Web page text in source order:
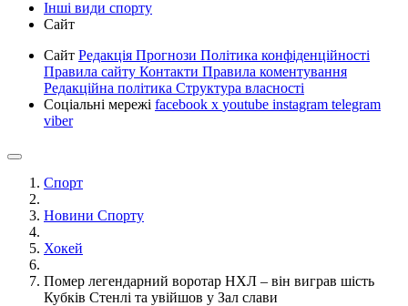
Інші види спорту
Сайт
Сайт Редакція Прогнози Політика конфіденційності
Правила сайту Контакти Правила коментування
Редакційна політика Структура власності
Соціальні мережі facebook x youtube instagram telegram
viber
Спорт
Новини Спорту
Хокей
Помер легендарний воротар НХЛ – він виграв шість
Кубків Стенлі та увійшов у Зал слави